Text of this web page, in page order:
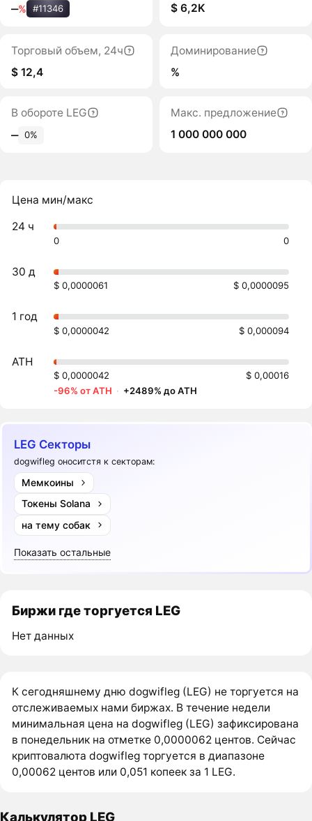
‒% #11346
$ 6,2K
Торговый объем, 24ч
$ 12,4
Доминирование
%
В обороте LEG
‒ 0%
Макс. предложение
1 000 000 000
Цена мин/макс
24 ч
0 0
30 д
$ 0,0000061 $ 0,0000095
1 год
$ 0,0000042 $ 0,000094
ATH
$ 0,0000042
$ 0,00016
-96% от ATH · +2489% до ATH
LEG Секторы
dogwifleg оноситстя к секторам:
Мемкоины
Токены Solana
на тему собак
Показать остальные
Биржи где торгуется LEG
Нет данных
К сегодняшнему дню dogwifleg (LEG) не торгуется на
отслеживаемых нами биржах. В течение недели
минимальная цена на dogwifleg (LEG) зафиксирована
в понедельник на отметке 0,0000062 центов. Сейчас
криптовалюта dogwifleg торгуется в диапазоне
0,00062 центов или 0,051 копеек за 1 LEG.
Калькулятор LEG